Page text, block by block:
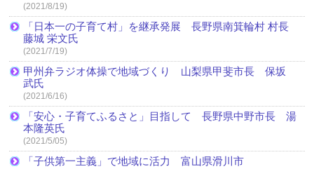
(2021/8/19)
「日本一の子育て村」を継承発展 長野県南箕輪村 村長
藤城 栄文氏
(2021/7/19)
甲州弁ラジオ体操で地域づくり 山梨県甲斐市長 保坂
武氏
(2021/6/16)
「安心・子育てふるさと」目指して 長野県中野市長 湯
本隆英氏
(2021/5/05)
「子供第一主義」で地域に活力 富山県滑川市